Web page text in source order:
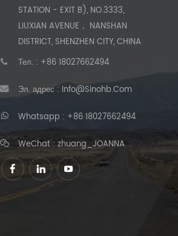
STATION - EXIT B), NO.3333,
LIUXIAN AVENUE， NANSHAN
DISTRICT, SHENZHEN CITY, CHINA
Тел. : +86 18027662494
Эл. адрес : Info@sinohb.com
Whatsapp : +86 18027662494
WeChat : zhuang_JOANNA